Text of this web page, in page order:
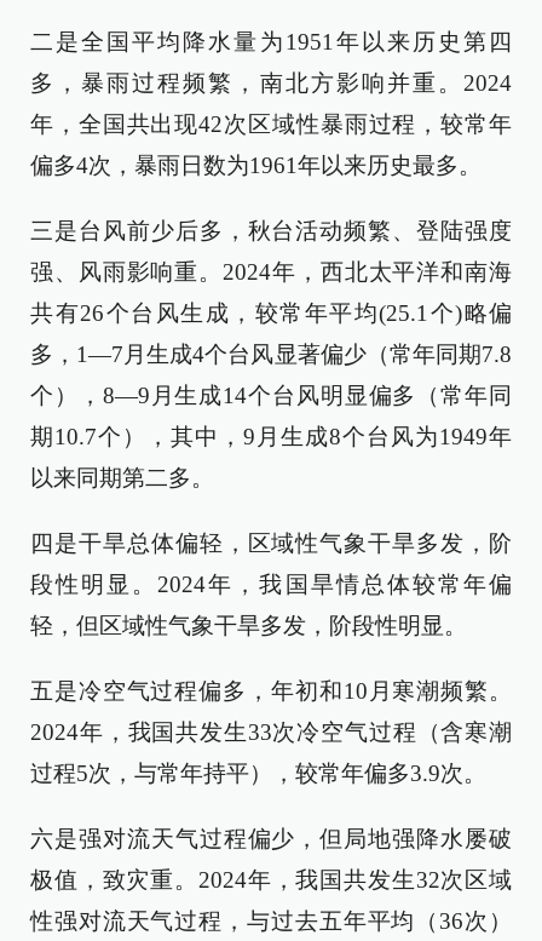
二是全国平均降水量为1951年以来历史第四
多，暴雨过程频繁，南北方影响并重。2024
年，全国共出现42次区域性暴雨过程，较常年
偏多4次，暴雨日数为1961年以来历史最多。
三是台风前少后多，秋台活动频繁、登陆强度
强、风雨影响重。2024年，西北太平洋和南海
共有26个台风生成，较常年平均(25.1个)略偏
多，1―7月生成4个台风显著偏少（常年同期7.8
个），8―9月生成14个台风明显偏多（常年同
期10.7个），其中，9月生成8个台风为1949年
以来同期第二多。
四是干旱总体偏轻，区域性气象干旱多发，阶
段性明显。2024年，我国旱情总体较常年偏
轻，但区域性气象干旱多发，阶段性明显。
五是冷空气过程偏多，年初和10月寒潮频繁。
2024年，我国共发生33次冷空气过程（含寒潮
过程5次，与常年持平），较常年偏多3.9次。
六是强对流天气过程偏少，但局地强降水屡破
极值，致灾重。2024年，我国共发生32次区域
性强对流天气过程，与过去五年平均（36次）